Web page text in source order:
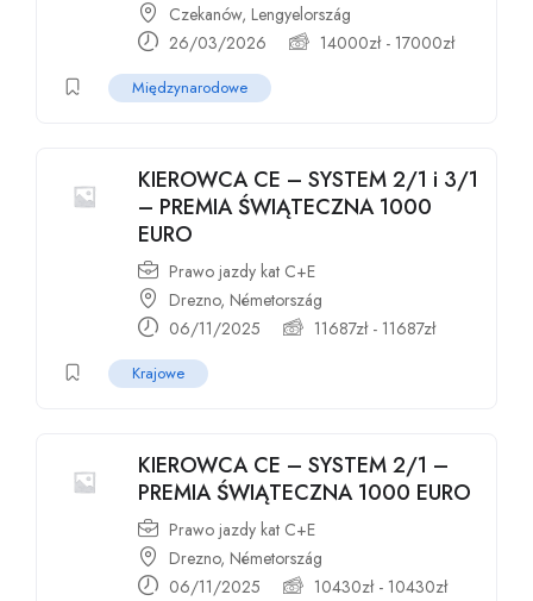
Czekanów, Lengyelország
26/03/2026
14000zł- 17000zł
Międzynarodowe
KIEROWCA CE – SYSTEM 2/1 i 3/1
– PREMIA ŚWIĄTECZNA 1000
EURO
Prawo jazdy kat C+E
Drezno, Németország
06/11/2025
11687zł- 11687zł
Krajowe
KIEROWCA CE – SYSTEM 2/1 –
PREMIA ŚWIĄTECZNA 1000 EURO
Prawo jazdy kat C+E
Drezno, Németország
06/11/2025
10430zł- 10430zł